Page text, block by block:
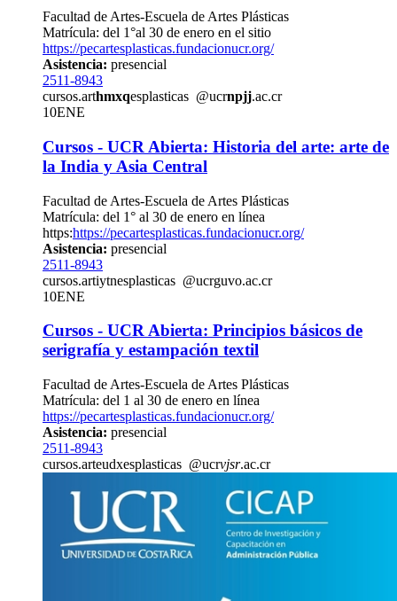
Facultad de Artes-Escuela de Artes Plásticas
Matrícula: del 1°al 30 de enero en el sitio
https://pecartesplasticas.fundacionucr.org/
Asistencia: presencial
2511-8943
cursos.arthmxqesplasticas @ucrnpjj.ac.cr
10ENE
Cursos - UCR Abierta: Historia del arte: arte de
la India y Asia Central
Facultad de Artes-Escuela de Artes Plásticas
Matrícula: del 1° al 30 de enero en línea
https:https://pecartesplasticas.fundacionucr.org/
Asistencia: presencial
2511-8943
cursos.artiytnesplasticas @ucrguvo.ac.cr
10ENE
Cursos - UCR Abierta: Principios básicos de
serigrafía y estampación textil
Facultad de Artes-Escuela de Artes Plásticas
Matrícula: del 1 al 30 de enero en línea
https://pecartesplasticas.fundacionucr.org/
Asistencia: presencial
2511-8943
cursos.arteudxesplasticas @ucrvjsr.ac.cr